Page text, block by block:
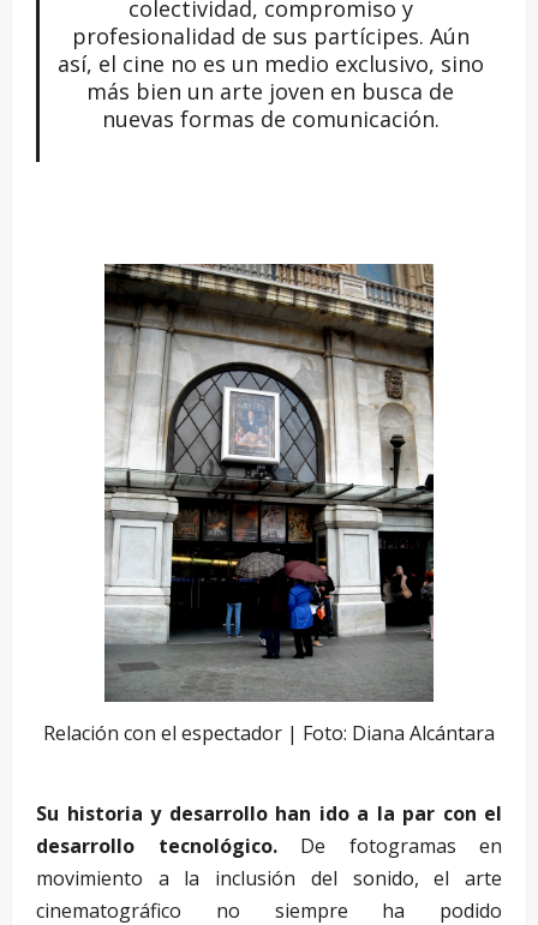
colectividad, compromiso y
profesionalidad de sus partícipes. Aún
así, el cine no es un medio exclusivo, sino
más bien un arte joven en busca de
nuevas formas de comunicación.
Relación con el espectador | Foto: Diana Alcántara
Su historia y desarrollo han ido a la par con el
desarrollo tecnológico.De fotogramas en
movimiento a la inclusión del sonido, el arte
cinematográfico no siempre ha podido